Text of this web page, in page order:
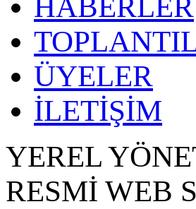
HABERLER
ÜYELER
İLETİŞİM
YEREL
RESMİ WEB